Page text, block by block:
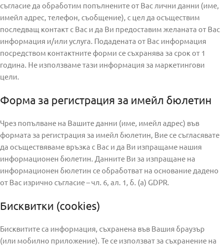
съгласие да обработим попълнените от Вас лични данни (име,
имейл адрес, телефон, съобщение), с цел да осъществим
последващ контакт с Вас и да Ви предоставим желаната от Вас
информация и/или услуга. Подадената от Вас информация
посредством контактните форми се съхранява за срок от 1
година. Не използваме тази информация за маркетингови
цели.
Форма за регистрация за имейл бюлетин
Чрез попълване на Вашите данни (име, имейл адрес) във
формата за регистрация за имейл бюлетин, Вие се съгласявате
да осъществяваме връзка с Вас и да Ви изпращаме нашия
информационен бюлетин. Данните Ви за изпращане на
информационен бюлетин се обработват на основание дадено
от Вас изрично съгласие – чл. 6, ал. 1, б. (а) GDPR.
Бисквитки (cookies)
Бисквитите са информация, съхранена във Вашия браузър
(или мобилно приложение). Те се използват за съхранение на